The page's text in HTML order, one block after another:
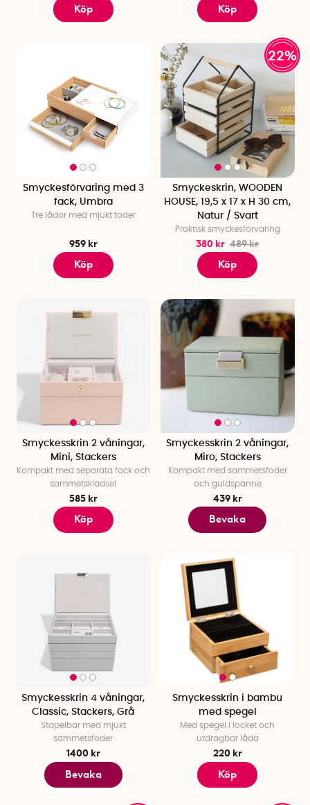
Köp Köp
Smyckesförvaring med 3
fack, Umbra
Tre lådor med mjukt foder
959 kr
Köp
22%
Smyckeskrin, WOODEN
HOUSE, 19,5 x 17 x H 30 cm,
Natur / Svart
Praktisk smyckesförvaring
380 kr 489 kr
Köp
Smyckesskrin 2 våningar,
Mini, Stackers
Kompakt med separata fack och
sammetsklädsel
585 kr
Köp
Smyckesskrin 2 våningar,
Miro, Stackers
Kompakt med sammetsfoder
och guldspänne
439 kr
Bevaka
Smyckesskrin 4 våningar,
Classic, Stackers, Grå
Stapelbar med mjukt
sammetsfoder
1400 kr
Bevaka
Smyckesskrin i bambu
med spegel
Med spegel i locket och
utdragbar låda
220 kr
Köp